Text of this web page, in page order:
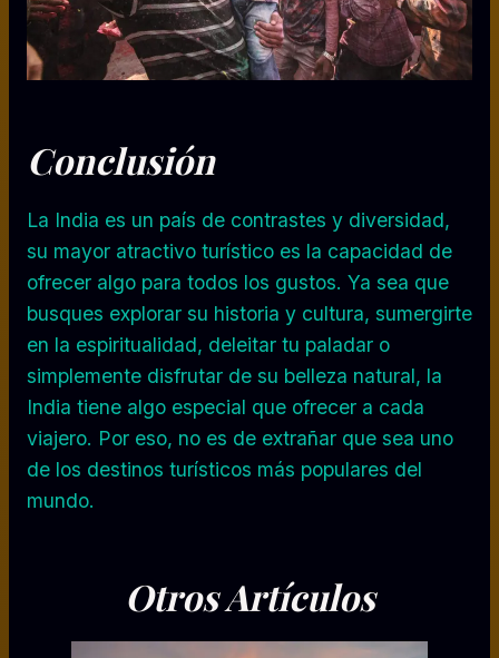
Conclusión
La India es un país de contrastes y diversidad,
su mayor atractivo turístico es la capacidad de
ofrecer algo para todos los gustos. Ya sea que
busques explorar su historia y cultura, sumergirte
en la espiritualidad, deleitar tu paladar o
simplemente disfrutar de su belleza natural, la
India tiene algo especial que ofrecer a cada
viajero. Por eso, no es de extrañar que sea uno
de los destinos turísticos más populares del
mundo.
Otros Artículos